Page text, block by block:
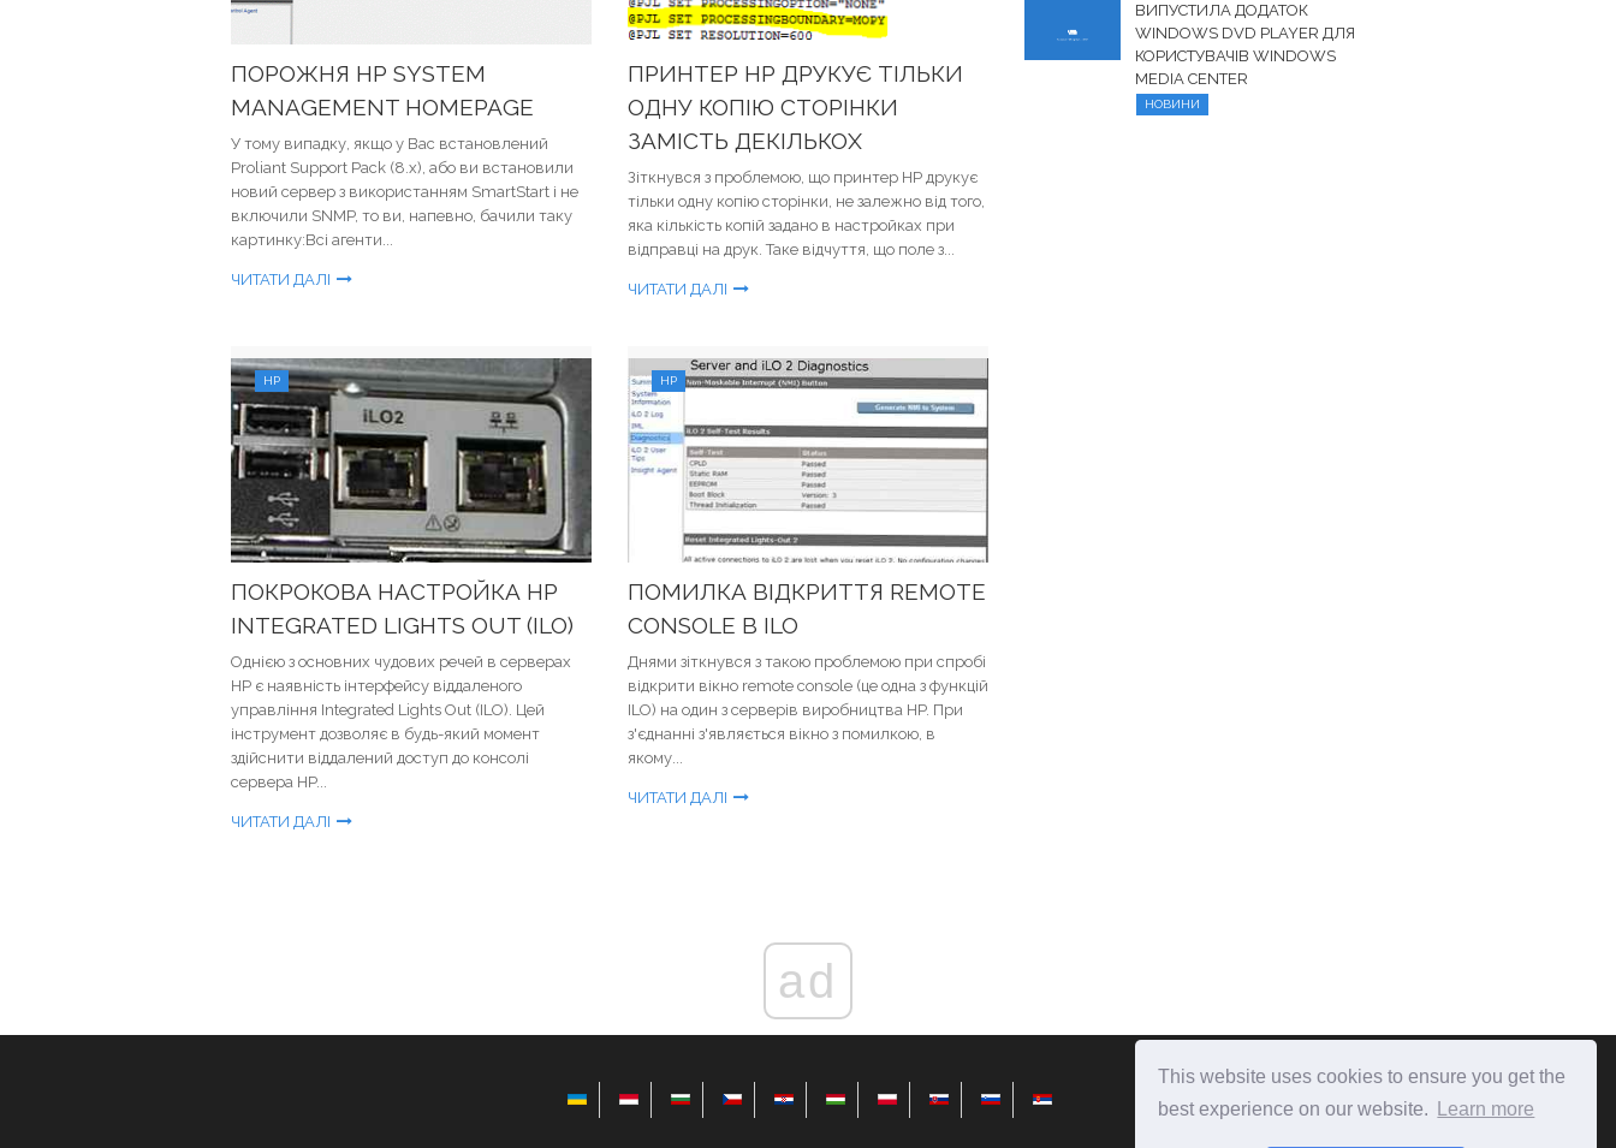
This website uses cookies to ensure you get the
best experience on our website.
Learn more
ПОРОЖНЯ HP SYSTEM
MANAGEMENT HOMEPAGE
У тому випадку, якщо у Вас встановлений
Proliant Support Pack (8.x), або ви встановили
новий сервер з використанням SmartStart і не
включили SNMP, то ви, напевно, бачили таку
картинку:Всі агенти...
ЧИТАТИ ДАЛІ
ПРИНТЕР HP ДРУКУЄ ТІЛЬКИ
ОДНУ КОПІЮ СТОРІНКИ
ЗАМІСТЬ ДЕКІЛЬКОХ
Зіткнувся з проблемою, що принтер HP друкує
тільки одну копію сторінки, не залежно від того,
яка кількість копій задано в настройках при
відправці на друк. Таке відчуття, що поле з...
ЧИТАТИ ДАЛІ
HP
ПОКРОКОВА НАСТРОЙКА HP
INTEGRATED LIGHTS OUT (ILO)
Однією з основних чудових речей в серверах
HP є наявність інтерфейсу віддаленого
управління Integrated Lights Out (ILO). Цей
інструмент дозволяє в будь-який момент
здійснити віддалений доступ до консолі
сервера HP...
ЧИТАТИ ДАЛІ
HP
ПОМИЛКА ВІДКРИТТЯ REMOTE
CONSOLE В ILO
Днями зіткнувся з такою проблемою при спробі
відкрити вікно remote console (це одна з функцій
ILO) на один з серверів виробництва HP. При
з'єднанні з'являється вікно з помилкою, в
якому...
ЧИТАТИ ДАЛІ
ВИПУСТИЛА ДОДАТОК
WINDOWS DVD PLAYER ДЛЯ
КОРИСТУВАЧІВ WINDOWS
MEDIA CENTER
НОВИНИ
ad